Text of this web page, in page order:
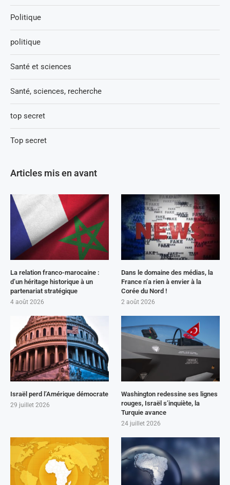
Politique
politique
Santé et sciences
Santé, sciences, recherche
top secret
Top secret
Articles mis en avant
La relation franco-marocaine :
d’un héritage historique à un
partenariat stratégique
4 août 2026
Dans le domaine des médias, la
France n’a rien à envier à la
Corée du Nord !
2 août 2026
Israël perd l’Amérique démocrate
29 juillet 2026
Washington redessine ses lignes
rouges, Israël s’inquiète, la
Turquie avance
24 juillet 2026